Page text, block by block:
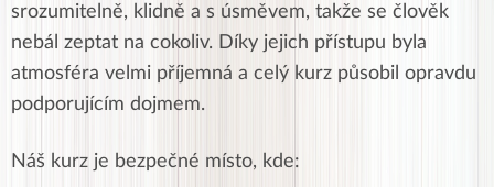
srozumitelně, klidně a s úsměvem, takže se člověk
nebál zeptat na cokoliv. Díky jejich přístupu byla
atmosféra velmi příjemná a celý kurz působil opravdu
podporujícím dojmem.
Náš kurz je bezpečné místo, kde: